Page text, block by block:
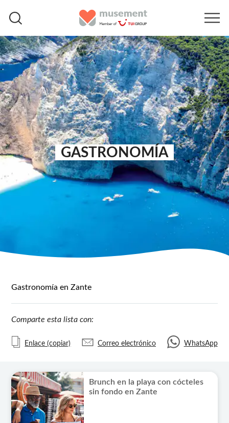
GASTRONOMÍA
Gastronomía en Zante
Comparte esta lista con:
Enlace (copiar) Correo electrónico WhatsApp
Brunch en la playa con cócteles
sin fondo en Zante